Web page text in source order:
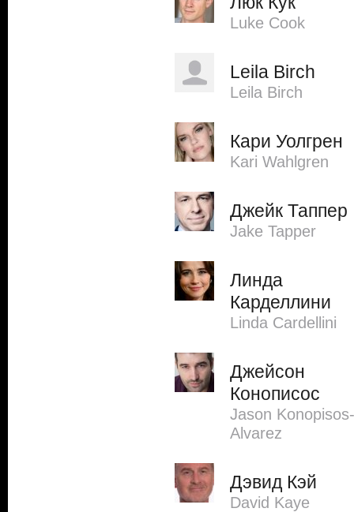
Luke Cook
Leila Birch
Leila Birch
Кари Уолгрен
Kari Wahlgren
Джейк Таппер
Jake Tapper
Линда
Карделлини
Linda Cardellini
Джейсон
Конописос
Jason Konopisos-
Alvarez
Дэвид Кэй
David Kaye